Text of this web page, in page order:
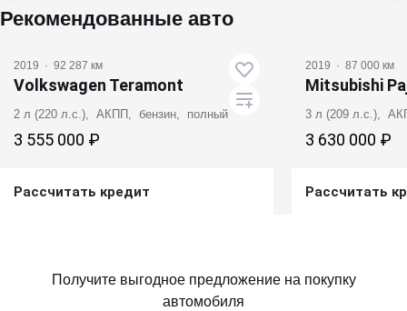
Рекомендованные авто
2019 · 92 287 км
Volkswagen Teramont
2 л (220 л.с.), АКПП, бензин, полный
3 555 000 ₽
Рассчитать кредит
2019 · 87 000 км
Mitsubishi
3 л (209 л.с.),
3 630 000 ₽
Рассчитать
Получите выгодное предложение на покупку
автомобиля